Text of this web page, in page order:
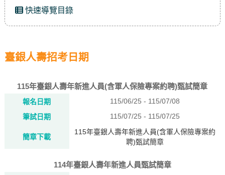
快速導覽目錄
臺銀人壽招考日期
115年臺銀人壽年新進人員(含軍人保險專案約聘)甄試簡章
報名日期
115/06/25 - 115/07/08
筆試日期
115/07/25 - 115/07/25
簡章下載
115年臺銀人壽年新進人員(含軍人保險專案約
聘)甄試簡章
114年臺銀人壽年新進人員甄試簡章